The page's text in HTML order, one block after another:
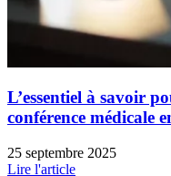
L’essentiel à savoir
conférence médicale
25 septembre 2025
Lire l'article